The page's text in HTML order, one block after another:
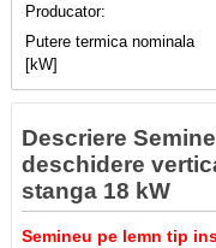
Producator:
Putere termica nominala
[kW]
Descriere
deschidere
stanga 18 kW
Semineu pe lemn tip